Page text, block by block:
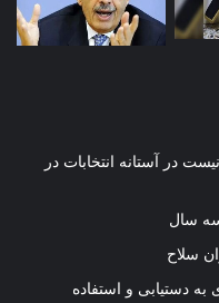
در آستانه انتخابات در
سلاح
دستیابی و استفاده